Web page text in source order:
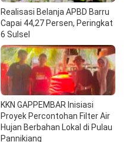
Realisasi Belanja APBD Barru
Capai 44,27 Persen, Peringkat
6 Sulsel
KKN GAPPEMBAR Inisiasi
Proyek Percontohan Filter Air
Hujan Berbahan Lokal di Pulau
Pannikiang